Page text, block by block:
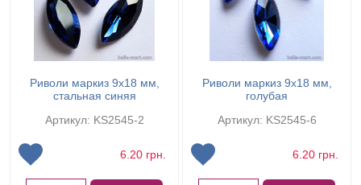
Риволи маркиз 9х18 мм,
стальная синяя
Артикул: KS2545-2
6.20 грн.
Риволи маркиз 9х18 мм,
голубая
Артикул: KS2545-6
6.20 грн.